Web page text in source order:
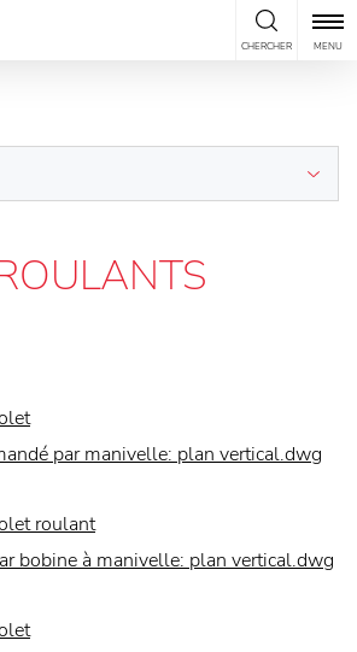
CHERCHER MENU
par manivelle: plan vertical.dwg
roulant
bobine à manivelle: plan vertical.dwg